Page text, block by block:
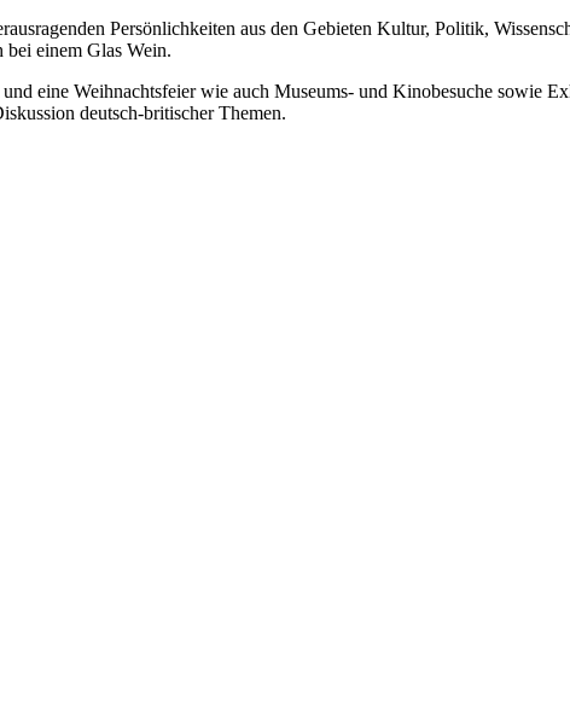
Persönlichkeiten aus den Gebieten Kultur, Politik,
bei einem Glas Wein.
eine Weihnachtsfeier wie auch Museums- und Kinobesuche sowie
deutsch-britischer Themen.